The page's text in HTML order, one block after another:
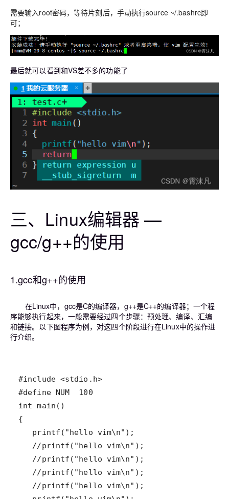
需要输入root密码，等待片刻后，手动执行source ~/.bashrc即
可；
最后就可以看到和VS差不多的功能了
三、Linux编辑器 —
gcc/g++的使用
1.gcc和g++的使用
在Linux中，gcc是C的编译器，g++是C++的编译器；一个程
序能够执行起来，一般需要经过四个步骤：预处理、编译、汇编
和链接。以下图程序为例，对这四个阶段进行在Linux中的操作进
行介绍。
#include <stdio.h>